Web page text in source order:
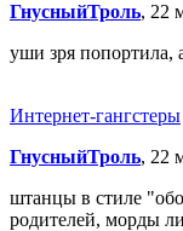
ГнусныйТроль, 22
уши зря попортила,
Интернет-гангстеры
ГнусныйТроль, 22
штанцы в стиле
родителей, морды